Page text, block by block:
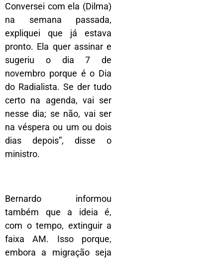
Conversei com ela (Dilma)
na semana passada,
expliquei que já estava
pronto. Ela quer assinar e
sugeriu o dia 7 de
novembro porque é o Dia
do Radialista. Se der tudo
certo na agenda, vai ser
nesse dia; se não, vai ser
na véspera ou um ou dois
dias depois”, disse o
ministro.
Bernardo informou
também que a ideia é,
com o tempo, extinguir a
faixa AM. Isso porque,
embora a migração seja